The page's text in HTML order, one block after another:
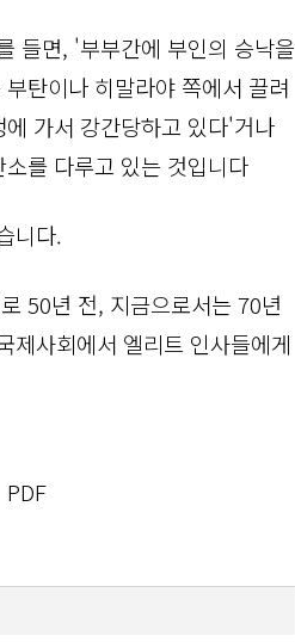
들면, '부부간에 부인의 승낙을
탄이나 히말라야 쪽에서 끌려
가서 강간당하고 있다'거나
를 다루고 있는 것입니다
니다.
50년 전, 지금으로서는 70년
제사회에서 엘리트 인사들에게